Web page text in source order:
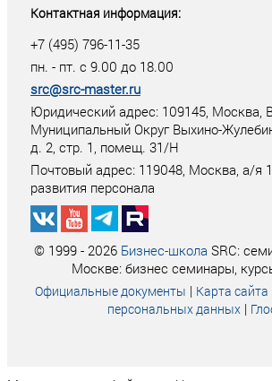
Контактная информация:
+7 (495) 796-11-35
пн. - пт. с 9.00 до 18.00
src@src-master.ru
Юридический адрес: 109145, Москва,
Муниципальный Округ Выхино-
д. 2, стр. 1, помещ. 31/Н
Почтовый адрес: 119048 Москва , а/я
развития персонала
© 1999 - 2026 Бизнес-школа SRC:
Москве: бизнес семинары,
Официальные документы | Карта сайта
персональных данных |